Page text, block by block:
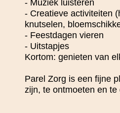
- Muziek luisteren
- Creatieve activiteiten
knutselen,
- Feestdagen vieren
- Uitstapjes
Kortom: genieten van
Parel Zorg is een fijne
zijn, te ontmoeten en te